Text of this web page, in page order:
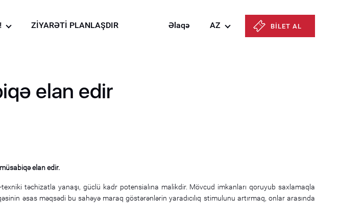
ZİYARƏTİ PLANLAŞDIR Əlaqə AZ BİLET AL
elan edir
elan edir.
təchizatla yanaşı, güclü kadr potensialına malikdir. Mövcud imkanları qoruyub saxlamaqla
əsas məqsədi bu sahəyə maraq göstərənlərin yaradıcılıq stimulunu artırmaq, onlar arasında